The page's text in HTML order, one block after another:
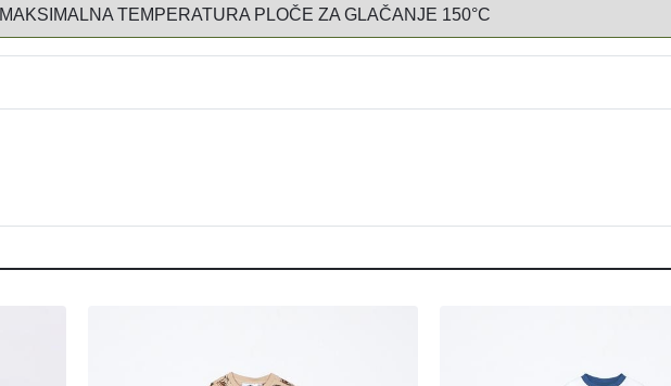
MAKSIMALNA TEMPERATURA PLOČE ZA GLAČANJE 150°C